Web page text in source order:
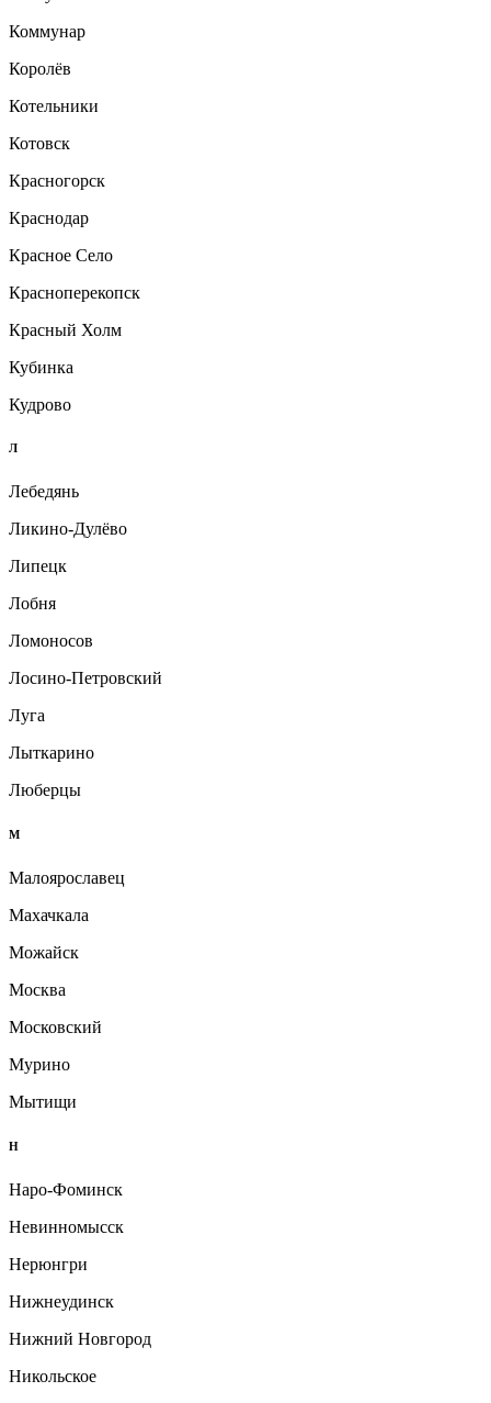
Коммунар
Королёв
Котельники
Котовск
Красногорск
Краснодар
Красное Село
Красноперекопск
Красный Холм
Кубинка
Кудрово
Л
Лебедянь
Ликино-Дулёво
Липецк
Лобня
Ломоносов
Лосино-Петровский
Луга
Лыткарино
Люберцы
М
Малоярославец
Махачкала
Можайск
Москва
Московский
Мурино
Мытищи
Н
Наро-Фоминск
Невинномысск
Нерюнгри
Нижнеудинск
Нижний Новгород
Никольское